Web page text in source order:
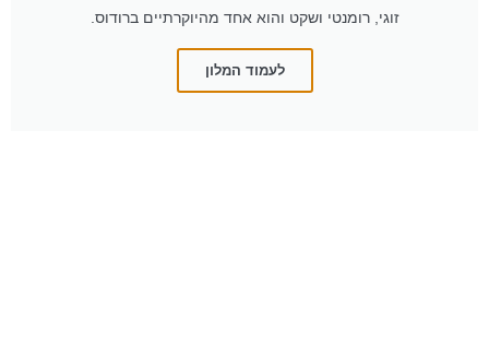
זוגי, רומנטי ושקט והוא אחד מהיוקרתיים ברודוס.
לעמוד המלון